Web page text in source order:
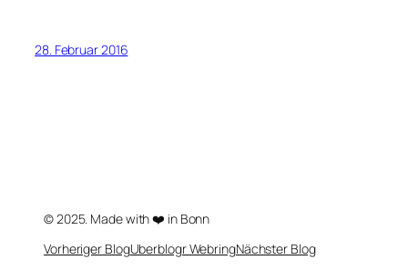
28. Februar 2016
© 2025. Made with ❤️ in Bonn
Vorheriger BlogUberblogr WebringNächster Blog